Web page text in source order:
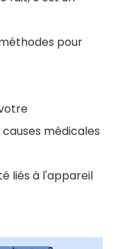
pour
médicales
liés à l'appareil